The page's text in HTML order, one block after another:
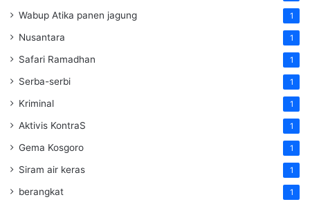
Wabup Atika panen jagung 1
Nusantara 1
Safari Ramadhan 1
Serba-serbi 1
Kriminal 1
Aktivis KontraS 1
Gema Kosgoro 1
Siram air keras 1
berangkat 1